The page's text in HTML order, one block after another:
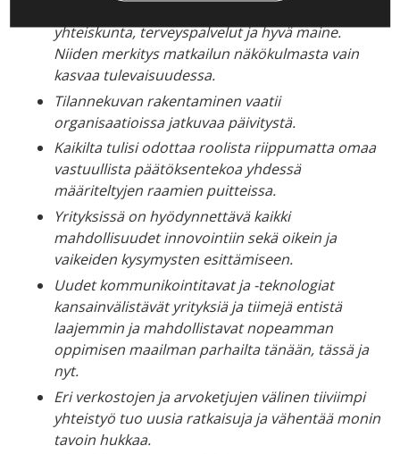
yhteiskunta, terveyspalvelut ja hyvä maine.
Niiden merkitys matkailun näkökulmasta vain
kasvaa tulevaisuudessa.
Tilannekuvan rakentaminen vaatii
organisaatioissajatkuvaa päivitystä.
Kaikilta tulisiodottaa roolista riippumattaomaa
vastuullista päätöksentekoa yhdessä
määriteltyjen raamien puitteissa.
Yrityksissä on hyödynnettävä kaikki
mahdollisuudet innovointiin sekäoikein ja
vaikeiden kysymysten esittämiseen.
Uudet kommunikointitavat ja -teknologiat
kansainvälistävät yrityksiäjatiimejäentistä
laajemmin ja mahdollistavatnopeamman
oppimisen maailman parhailta tänään, tässä ja
nyt.
Eri verkostojen ja arvoketjujen välinen tiiviimpi
yhteistyö tuo uusia ratkaisuja ja vähentää monin
tavoin hukkaa.